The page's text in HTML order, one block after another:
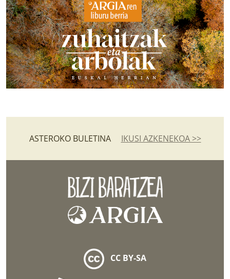
ASTEROKO BULETINA IKUSI AZKENEKOA >>
CC BY-SA